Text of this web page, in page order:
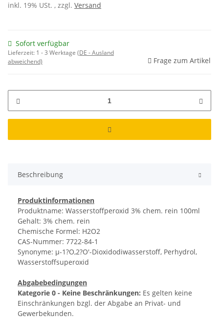
inkl. 19% USt. , zzgl. Versand
Sofort verfügbar
Lieferzeit: 1 - 3 Werktage (DE - Ausland
abweichend)
Frage zum Artikel
Beschreibung
Produktinformationen
Produktname: Wasserstoffperoxid 3% chem. rein 100ml
Gehalt: 3% chem. rein
Chemische Formel: H2O2
CAS-Nummer: 7722-84-1
Synonyme: µ-1?O,2?O'-Dioxidodiwasserstoff, Perhydrol,
Wasserstoffsuperoxid
Abgabebedingungen
Kategorie 0 - Keine Beschränkungen: Es gelten keine
Einschränkungen bzgl. der Abgabe an Privat- und
Gewerbekunden.